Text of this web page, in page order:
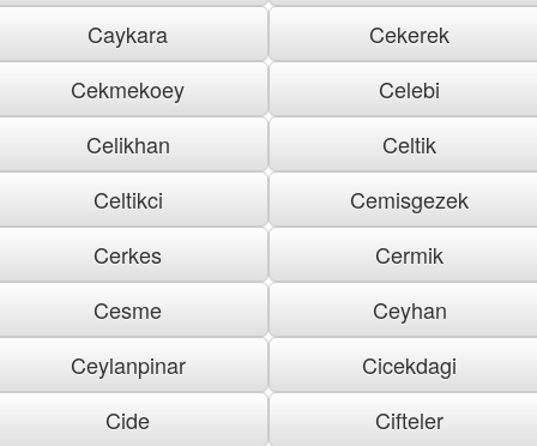
Caykara
Cekerek
Cekmekoey
Celebi
Celikhan
Celtik
Celtikci
Cemisgezek
Cerkes
Cermik
Cesme
Ceyhan
Ceylanpinar
Cicekdagi
Cide
Cifteler